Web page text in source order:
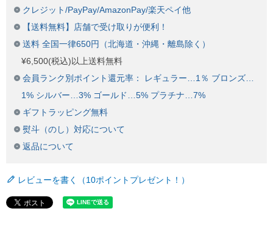
クレジット/PayPay/AmazonPay/楽天ペイ他
【送料無料】店舗で受け取りが便利！
送料 全国一律650円（北海道・沖縄・離島除く）
¥6,500(税込)以上送料無料
会員ランク別ポイント還元率： レギュラー…1％ ブロンズ…
1% シルバー…3% ゴールド…5% プラチナ…7%
ギフトラッピング無料
熨斗（のし）対応について
返品について
レビューを書く（10ポイントプレゼント！）